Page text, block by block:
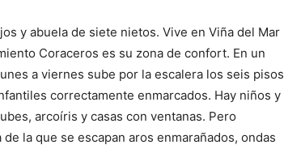
y abuela de siete nietos. Vive en Viña del Mar
Coraceros es su zona de confort. En un
a viernes sube por la escalera los seis pisos
correctamente enmarcados. Hay niños y
arcoíris y casas con ventanas. Pero
la que se escapan aros enmarañados, ondas